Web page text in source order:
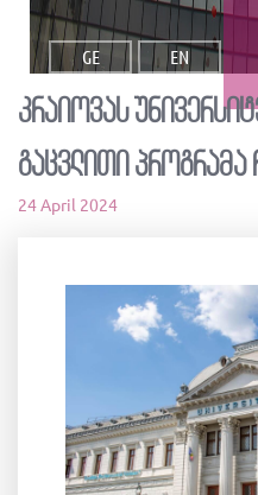
GE EN
კრაიოვას
გაცვლითი პროგრამა
24 April 2024